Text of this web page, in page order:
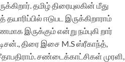
தமிழ் திரையுலகின் மீது
ஈடுபட இருக்கிறாராம்
இருக்கும் என்று நம்புகி றார்
திரை இசை M.S ஸ்ரீகாந்த்,
சண்டைக்காட்சிகள் முரளி,